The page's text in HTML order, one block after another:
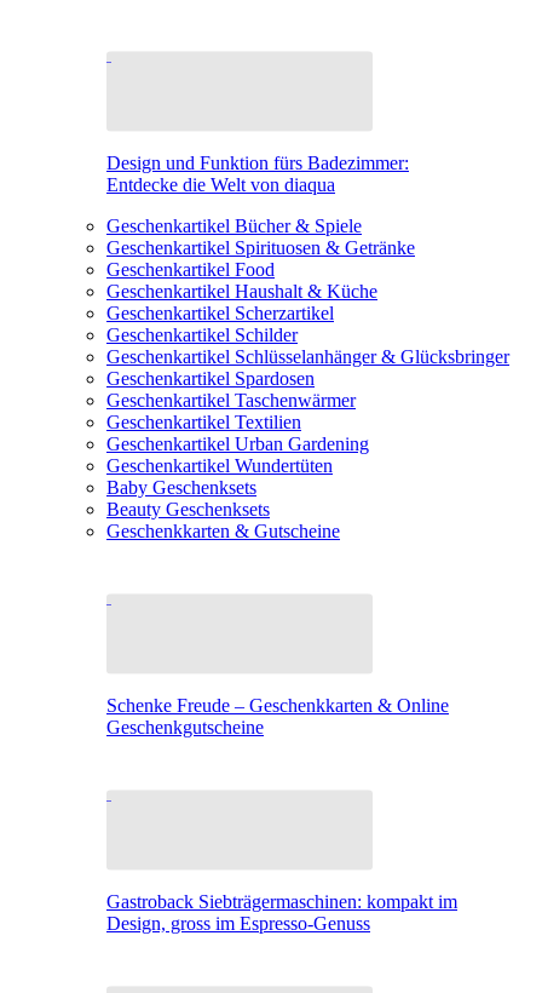
Design und Funktion fürs Badezimmer:
Entdecke die Welt von diaqua
Geschenkartikel Bücher & Spiele
Geschenkartikel Spirituosen & Getränke
Geschenkartikel Food
Geschenkartikel Haushalt & Küche
Geschenkartikel Scherzartikel
Geschenkartikel Schilder
Geschenkartikel Schlüsselanhänger & Glücksbringer
Geschenkartikel Spardosen
Geschenkartikel Taschenwärmer
Geschenkartikel Textilien
Geschenkartikel Urban Gardening
Geschenkartikel Wundertüten
Baby Geschenksets
Beauty Geschenksets
Geschenkkarten & Gutscheine
Schenke Freude – Geschenkkarten & Online
Geschenkgutscheine
Gastroback Siebträgermaschinen: kompakt im
Design, gross im Espresso-Genuss